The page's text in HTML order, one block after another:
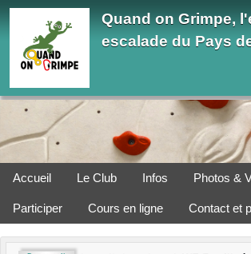
Quand on Grimpe,
escalade du Pays
Accueil Le Club Infos Photos &
Participer Cours en ligne Contact et
Panneau de gestion des cookies